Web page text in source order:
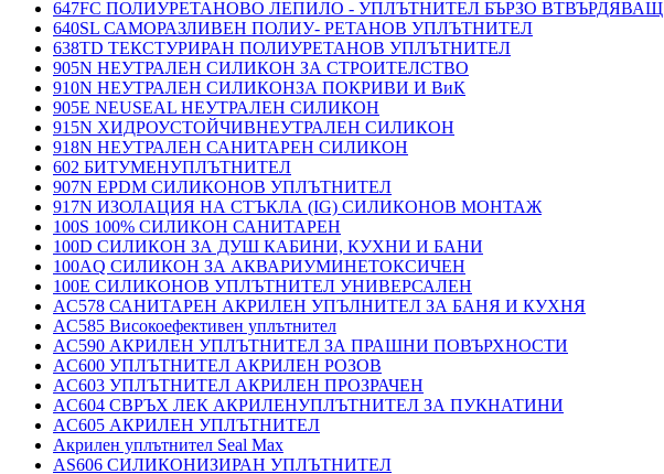
647FC ПОЛИУРЕТАНОВО ЛЕПИЛО - УПЛЪТНИТЕЛ БЪРЗО ВТВЪРДЯВАЩ
640SL САМОРАЗЛИВЕН ПОЛИУ- РЕТАНОВ УПЛЪТНИТЕЛ
638TD ТЕКСТУРИРАН ПОЛИУРЕТАНОВ УПЛЪТНИТЕЛ
905N НЕУТРАЛЕН СИЛИКОН ЗА СТРОИТЕЛСТВО
910N НЕУТРАЛЕН СИЛИКОНЗА ПОКРИВИ И ВиК
905E NEUSEAL НЕУТРАЛЕН СИЛИКОН
915N ХИДРОУСТОЙЧИВНЕУТРАЛЕН СИЛИКОН
918N НЕУТРАЛЕН САНИТАРЕН СИЛИКОН
602 БИТУМЕНУПЛЪТНИТЕЛ
907N EPDM СИЛИКОНОВ УПЛЪТНИТЕЛ
917N ИЗОЛАЦИЯ НА СТЪКЛА (IG) СИЛИКОНОВ МОНТАЖ
100S 100% СИЛИКОН САНИТАРЕН
100D СИЛИКОН ЗА ДУШ КАБИНИ, КУХНИ И БАНИ
100AQ СИЛИКОН ЗА АКВАРИУМИНЕТОКСИЧЕН
100E СИЛИКОНОВ УПЛЪТНИТЕЛ УНИВЕРСАЛЕН
AC578 САНИТАРЕН АКРИЛЕН УПЪЛНИТЕЛ ЗА БАНЯ И КУХНЯ
AC585 Високоефективен уплътнител
AC590 АКРИЛЕН УПЛЪТНИТЕЛ ЗА ПРАШНИ ПОВЪРХНОСТИ
AC600 УПЛЪТНИТЕЛ АКРИЛЕН РОЗОВ
AC603 УПЛЪТНИТЕЛ АКРИЛЕН ПРОЗРАЧЕН
AC604 СВРЪХ ЛЕК АКРИЛЕНУПЛЪТНИТЕЛ ЗА ПУКНАТИНИ
AC605 АКРИЛЕН УПЛЪТНИТЕЛ
Акрилен уплътнител Seal Max
AS606 СИЛИКОНИЗИРАН УПЛЪТНИТЕЛ